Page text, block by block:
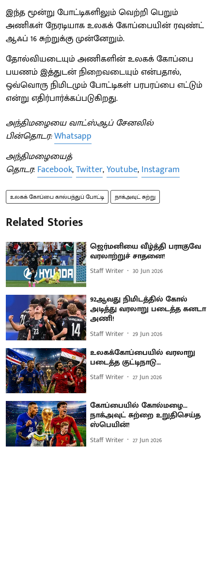
இந்த மூன்று போட்டிகளிலும் வெற்றி பெறும்
அணிகள் நேரடியாக உலகக் கோப்பையின் ரவுண்ட்
ஆஃப் 16 சுற்றுக்கு முன்னேறும்.
தோல்வியடையும் அணிகளின் உலகக் கோப்பை
பயணம் இத்துடன் நிறைவடையும் என்பதால்,
ஒவ்வொரு நிமிடமும் போட்டிகள் பரபரப்பை எட்டும்
என்று எதிர்பார்க்கப்படுகிறது.
அந்திமழையை வாட்ஸ்ஆப் சேனலில்
பின்தொடர:Whatsapp
அந்திமழையைத்
தொடர: Facebook,Twitter,Youtube, Instagram
உலகக் கோப்பை கால்பந்துப் போட்டி நாக்அவுட் சுற்று
Related Stories
ஜெர்மனியை வீழ்த்தி பராகுவே
வரலாற்றுச் சாதனை!
Staff Writer 30 Jun 2026
92ஆவது நிமிடத்தில் கோல்
அடித்து வரலாறு படைத்த கனடா
அணி!
Staff Writer 29 Jun 2026
உலகக்கோப்பையில் வரலாறு
படைத்த குட்டிநாடு...
Staff Writer 27 Jun 2026
கோப்பையில் கோல்மழை...
நாக்அவுட் சுற்றை உறுதிசெய்த
ஸ்பெயின்!
Staff Writer 27 Jun 2026